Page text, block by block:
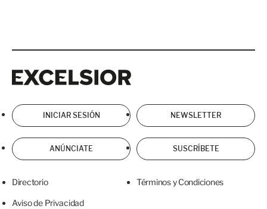
INICIAR SESIÓN NEWSLETTER
ANÚNCIATE SUSCRÍBETE
Directorio Términos y Condiciones
Aviso de Privacidad